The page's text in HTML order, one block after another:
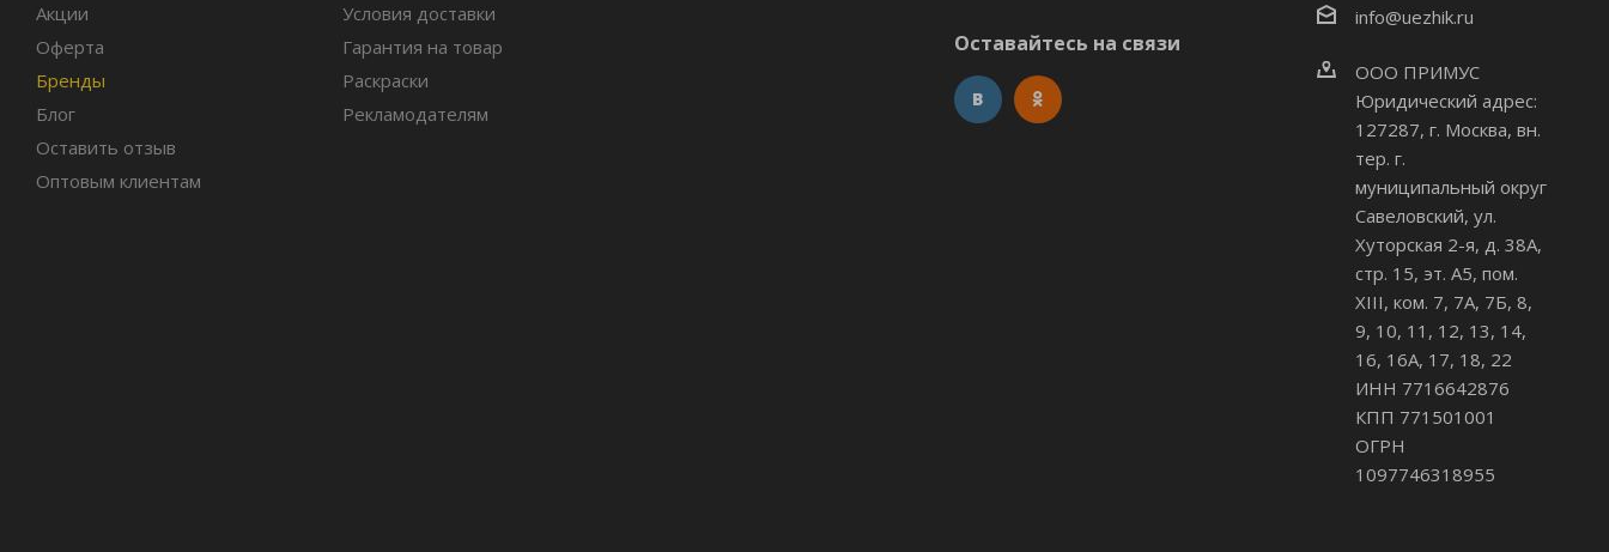
Акции
Оферта
Бренды
Блог
Оставить отзыв
Оптовым клиентам
Условия доставки
Гарантия на товар
Раскраски
Рекламодателям
Оставайтесь на связи
info@uezhik.ru
ООО ПРИМУС
Юридический адрес:
127287, г. Москва, вн.
тер. г.
муниципальный округ
Савеловский, ул.
Хуторская 2-я, д. 38А,
стр. 15, эт. А5, пом.
XIII, ком. 7, 7А, 7Б, 8,
9, 10, 11, 12, 13, 14,
16, 16А, 17, 18, 22
ИНН 7716642876
КПП 771501001
ОГРН
1097746318955